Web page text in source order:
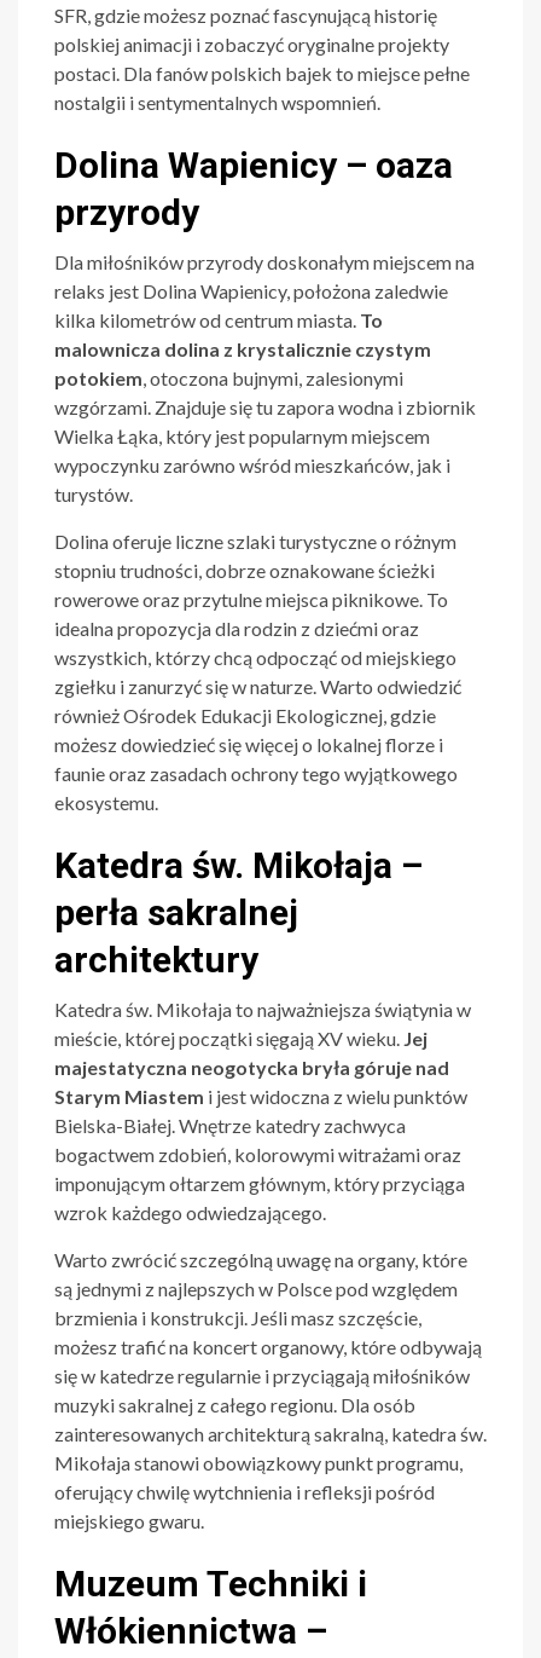
SFR, gdzie możesz poznać fascynującą historię
polskiej animacji i zobaczyć oryginalne projekty
postaci. Dla fanów polskich bajek to miejsce pełne
nostalgii i sentymentalnych wspomnień.
Dolina Wapienicy – oaza
przyrody
Dla miłośników przyrody doskonałym miejscem na
relaks jest Dolina Wapienicy, położona zaledwie
kilka kilometrów od centrum miasta. To
malownicza dolina z krystalicznie czystym
potokiem, otoczona bujnymi, zalesionymi
wzgórzami. Znajduje się tu zapora wodna i zbiornik
Wielka Łąka, który jest popularnym miejscem
wypoczynku zarówno wśród mieszkańców, jak i
turystów.
Dolina oferuje liczne szlaki turystyczne o różnym
stopniu trudności, dobrze oznakowane ścieżki
rowerowe oraz przytulne miejsca piknikowe. To
idealna propozycja dla rodzin z dziećmi oraz
wszystkich, którzy chcą odpocząć od miejskiego
zgiełku i zanurzyć się w naturze. Warto odwiedzić
również Ośrodek Edukacji Ekologicznej, gdzie
możesz dowiedzieć się więcej o lokalnej florze i
faunie oraz zasadach ochrony tego wyjątkowego
ekosystemu.
Katedra św. Mikołaja –
perła sakralnej
architektury
Katedra św. Mikołaja to najważniejsza świątynia w
mieście, której początki sięgają XV wieku. Jej
majestatyczna neogotycka bryła góruje nad
Starym Miastem i jest widoczna z wielu punktów
Bielska-Białej. Wnętrze katedry zachwyca
bogactwem zdobień, kolorowymi witrażami oraz
imponującym ołtarzem głównym, który przyciąga
wzrok każdego odwiedzającego.
Warto zwrócić szczególną uwagę na organy, które
są jednymi z najlepszych w Polsce pod względem
brzmienia i konstrukcji. Jeśli masz szczęście,
możesz trafić na koncert organowy, które odbywają
się w katedrze regularnie i przyciągają miłośników
muzyki sakralnej z całego regionu. Dla osób
zainteresowanych architekturą sakralną, katedra św.
Mikołaja stanowi obowiązkowy punkt programu,
oferujący chwilę wytchnienia i refleksji pośród
miejskiego gwaru.
Muzeum Techniki i
Włókiennictwa –